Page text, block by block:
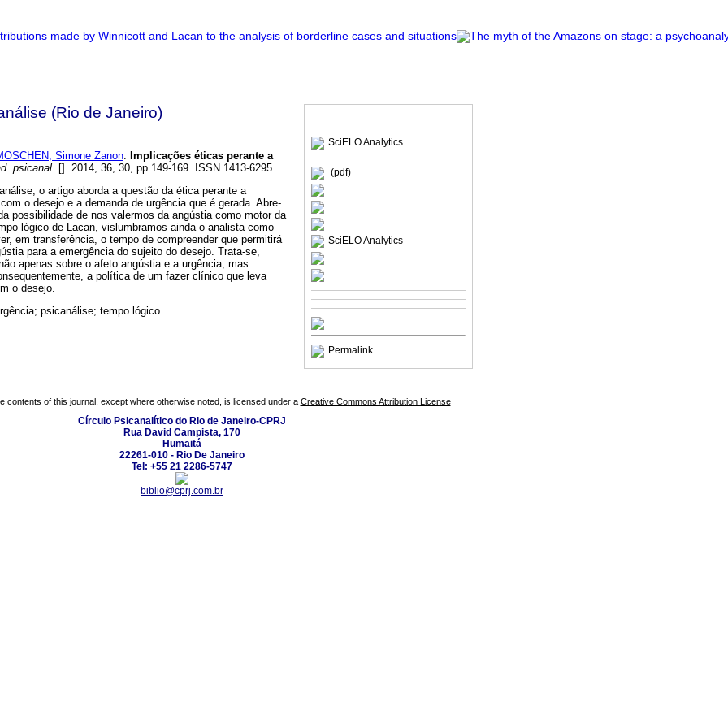
SciELO Analytics
(pdf)
SciELO Analytics
Permalink
(Rio de Janeiro)
Simone Zanon
Implicações éticas perante a
psicanal.
[]. 2014, 36, 30, pp.149-169. ISSN 1413-6295.
o artigo aborda a questão da ética perante a
o desejo e a demanda de urgência que é gerada. Abre-
possibilidade de nos valermos da angústia como motor da
lógico de Lacan, vislumbramos ainda o analista como
em transferência, o tempo de compreender que permitirá
para a emergência do sujeito do desejo. Trata-se,
apenas sobre o afeto angústia e a urgência, mas
a política de um fazer clínico que leva
o desejo.
psicanálise; tempo lógico.
contents of this journal, except where otherwise noted, is licensed under a Creative Commons Attribution License
Círculo Psicanalítico do Rio de Janeiro-CPRJ
Rua David Campista, 170
Humaitá
22261-010 - Rio De Janeiro
Tel: +55 21 2286-5747
biblio@cprj.com.br